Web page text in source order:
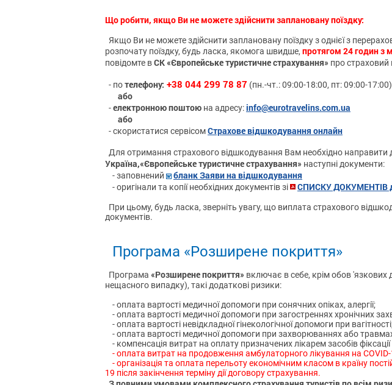
Що робити, якщо Ви не можете здійснити заплановану поїздку:
Якщо Ви не можете здійснити заплановану поїздку з однієї з
розпочату поїздку, будь ласка, якомога швидше, протягом 24 годин з
повідомте вСК «Європейське туристичне страхування» про страховий
- потелефону: +38 044 299 78 87 (пн.-чт.: 09:00-18:00, пт: 09:00-17:00)
або
-електронною поштою на адресу:info@eurotravelins.com.ua
або
- скористатися сервісомСтрахове відшкодування онлайн
Для отримання страхового відшкодування Вам необхідно направити
Україна,«Європейське туристичне страхування» наступні документи:
- заповнений
бланк Заяви на відшкодування
- оригінали та копії необхідних документів зі СПИСКУ ДОКУМЕНТІВ
При цьому, будь ласка, зверніть увагу, що виплата страхового
документів.
Програма «Розширене покриття»
Програма «Розширене покриття» включає в себе, крім обов
нещасного випадку), такі додаткові ризики:
- оплата вартості медичної допомоги при сонячних опіках, алергії;
- оплата вартості медичної допомоги при загостреннях хронічних
- оплата вартості невідкладної гінекологічної допомоги при
- оплата вартості медичної допомоги при захворюваннях або
- компенсація витрат на оплату призначених лікарем засобів
- оплата витрат на продовження амбулаторного лікування на COVID-
- організація та оплата перельоту економічним класом в країну
19 після закінчення терміну дії договору страхування.